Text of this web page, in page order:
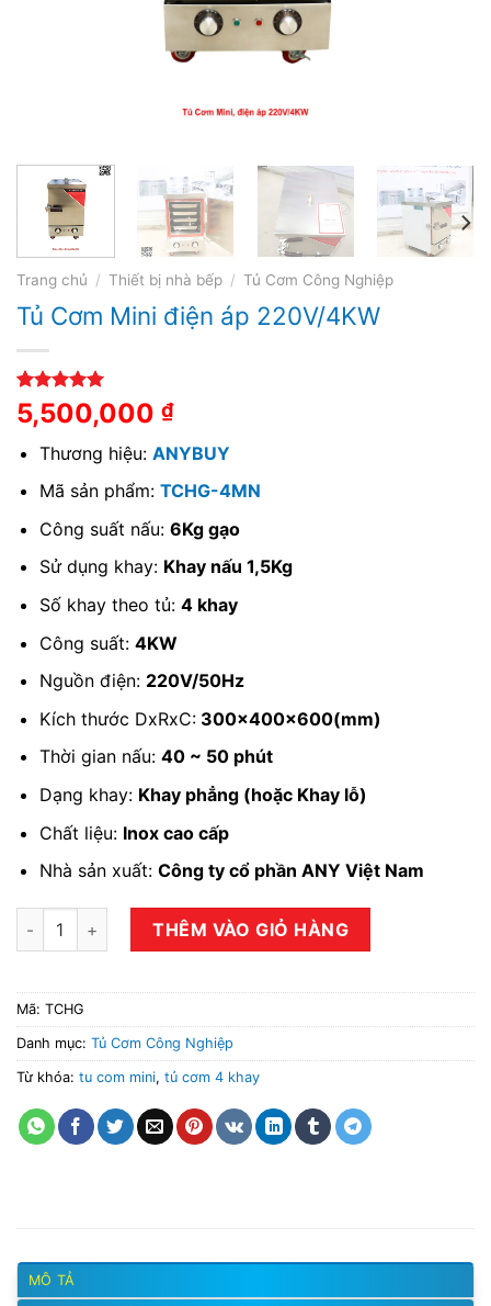
Trang chủ / Thiết bị nhà bếp / Tủ Cơm Công Nghiệp
Tủ Cơm Mini điện áp 220V/4KW
5.00trên 5
dựa trên
1
5,500,000 ₫
Thương hiệu: ANYBUY
Mã sản phẩm: TCHG-4MN
Công suất nấu: 6Kg gạo
Sử dụng khay: Khay nấu 1,5Kg
Số khay theo tủ: 4 khay
Công suất: 4KW
Nguồn điện: 220V/50Hz
Kích thước DxRxC:300x400x600(mm)
Thời gian nấu: 40 ~ 50 phút
Dạng khay: Khay phẳng (hoặc Khay lỗ)
Chất liệu: Inox cao cấp
Nhà sản xuất: Công ty cổ phần ANY Việt Nam
Tủ Cơm Mini điện áp 220V/4KW số lượng
THÊM VÀO GIỎ HÀNG
Mã: TCHG
Danh mục: Tủ Cơm Công Nghiệp
Từ khóa: tu com mini, tủ cơm 4 khay
MÔ TẢ